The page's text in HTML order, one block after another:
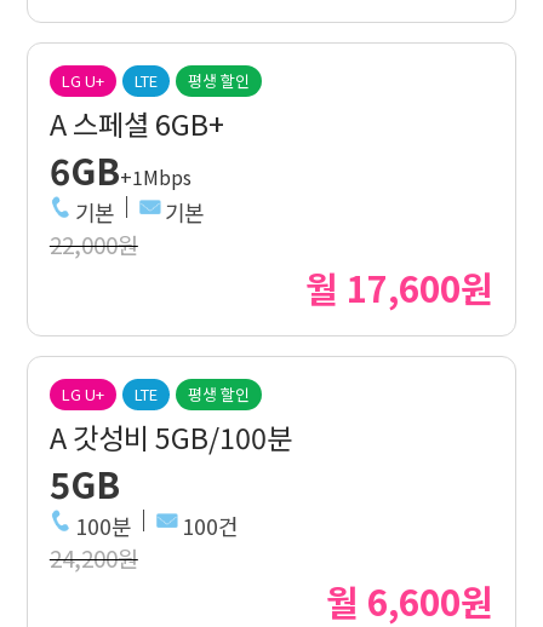
LG U+ LTE 평생 할인
A 스페셜 6GB+
6GB+1Mbps
기본 기본
22,000원
월 17,600원
LG U+ LTE 평생 할인
A 갓성비 5GB/100분
5GB
100분 100건
24,200원
월 6,600원